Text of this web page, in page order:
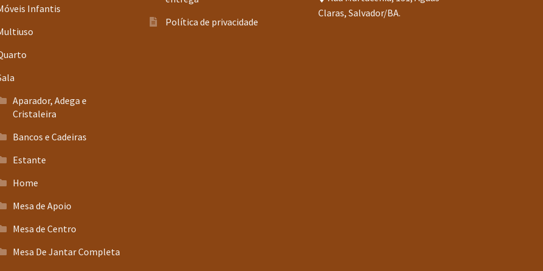
Infantis
Aparador, Adega e
Cristaleira
Bancos e Cadeiras
Estante
Home
Mesa de Apoio
Mesa de Centro
Mesa De Jantar Completa
Política de privacidade
Claras, Salvador/BA.